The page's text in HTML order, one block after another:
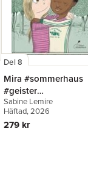
Del 8
Mira #sommerhaus
#geister
#livasgeheimnis
Sabine Lemire
Häftad, 2026
279 kr